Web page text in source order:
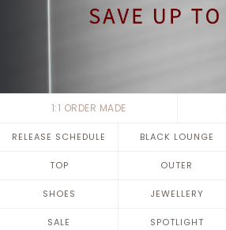
1:1 ORDER MADE
RELEASE SCHEDULE BLACK LOUNGE
TOP OUTER
SHOES JEWELLERY
SALE SPOTLIGHT